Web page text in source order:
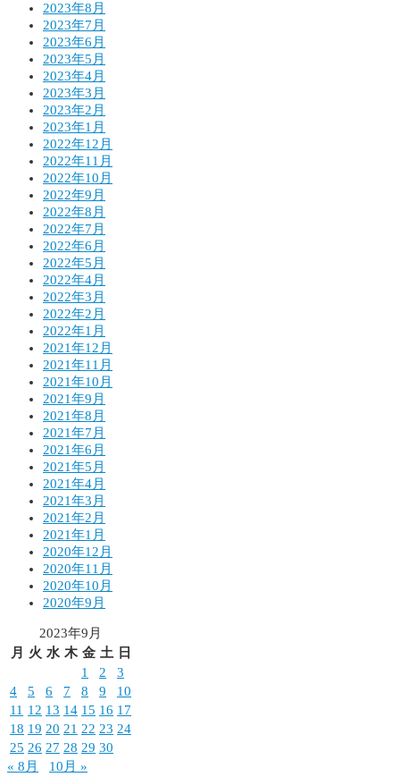
2023年8月
2023年7月
2023年6月
2023年5月
2023年4月
2023年3月
2023年2月
2023年1月
2022年12月
2022年11月
2022年10月
2022年9月
2022年8月
2022年7月
2022年6月
2022年5月
2022年4月
2022年3月
2022年2月
2022年1月
2021年12月
2021年11月
2021年10月
2021年9月
2021年8月
2021年7月
2021年6月
2021年5月
2021年4月
2021年3月
2021年2月
2021年1月
2020年12月
2020年11月
2020年10月
2020年9月
2023年9月
月
火 水 木 金 土 日
1
2
3
4
5 6 7 8 9
10
11 12 13 14 15 16 17
18 19 20 21 22 23 24
25 26 27 28 29 30
« 8月
10月 »